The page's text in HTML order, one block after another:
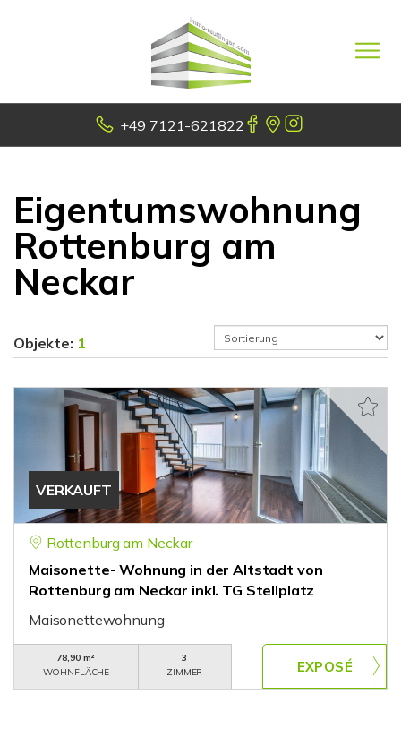
+49 7121-621822
Eigentumswohnung
Rottenburg am
Neckar
Objekte: 1
VERKAUFT
Rottenburg am Neckar
Maisonette- Wohnung in der Altstadt von
Rottenburg am Neckar inkl. TG Stellplatz
Maisonettewohnung
78,90 m²
WOHNFLÄCHE
3
ZIMMER